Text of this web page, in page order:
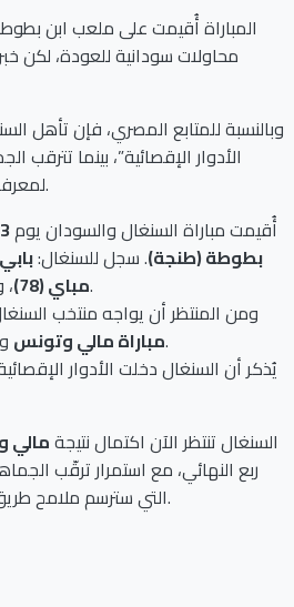
المباراة أُقيمت على ملعب ابن
محاولات سودانية للعودة، لكن
وبالنسبة للمتابع المصري، فإن تأهل
لمعرفة شكل المسار حتى النهائي.
أُقيمت مباراة السنغال والسودان يوم3 يناير 2026
بطوطة (طنجة). سجل للسنغال:بابي
مباي (78).
ومن المنتظر أن يواجه منتخب
مباراة مالي وتونسوفق جدول البطولة المعتمد.
يُذكر أن السنغال دخلت الأدوار
السنغال تنتظر الآن اكتمال نتيجةمالي
التي سترسم ملامح طريق اللقب خلال الأيام المقبلة.